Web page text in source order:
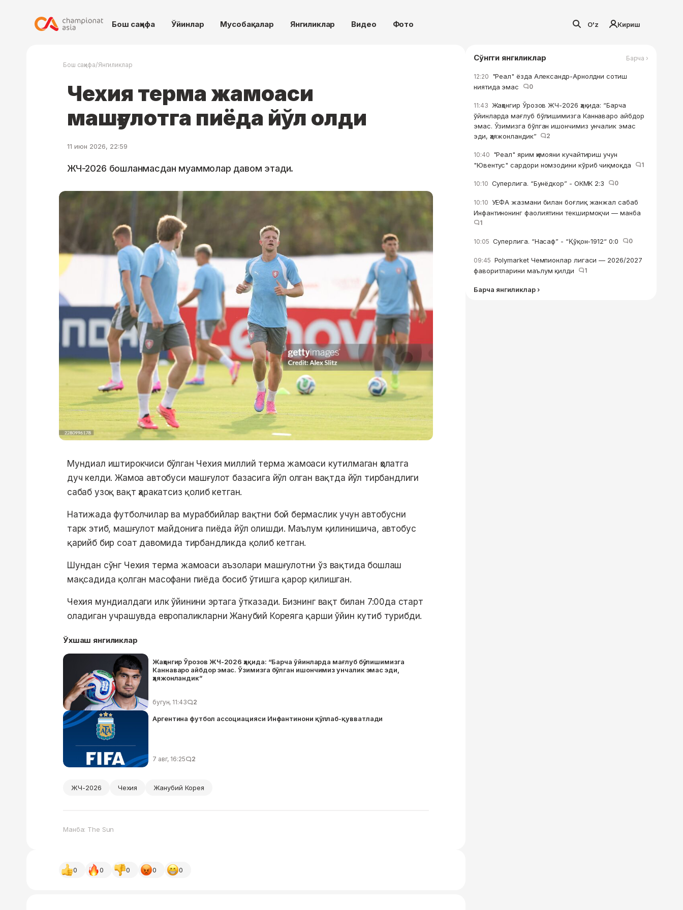
Бош саҳифа Ўйинлар Мусобақалар Янгиликлар Видео Фото O'z Кириш
Бош саҳифа/Янгиликлар
Чехия терма жамоаси
машғулотга пиёда йўл олди
11 июн 2026, 22:59
ЖЧ-2026 бошланмасдан муаммолар давом этади.
Мундиал иштирокчиси бўлган Чехия миллий терма жамоаси кутилмаган ҳолатга
дуч келди. Жамоа автобуси машғулот базасига йўл олган вақтда йўл тирбандлиги
сабаб узоқ вақт ҳаракатсиз қолиб кетган.
Натижада футболчилар ва мураббийлар вақтни бой бермаслик учун автобусни
тарк этиб, машғулот майдонига пиёда йўл олишди. Маълум қилинишича, автобус
қарийб бир соат давомида тирбандликда қолиб кетган.
Шундан сўнг Чехия терма жамоаси аъзолари машғулотни ўз вақтида бошлаш
мақсадида қолган масофани пиёда босиб ўтишга қарор қилишган.
Чехия мундиалдаги илк ўйинини эртага ўтказади. Бизнинг вақт билан 7:00да старт
оладиган учрашувда европаликларни Жанубий Кореяга қарши ўйин кутиб турибди.
Ўхшаш янгиликлар
Жаҳонгир Ўрозов ЖЧ-2026 ҳақида: “Барча ўйинларда мағлуб бўлишимизга
Каннаваро айбдор эмас. Ўзимизга бўлган ишончимиз унчалик эмас эди,
ҳаяжонландик”
бугун, 11:43 2
Аргентина футбол ассоциацияси Инфантинони қўллаб-қувватлади
7 авг, 16:25 2
ЖЧ-2026 Чехия Жанубий Корея
Манба: The Sun
0 0 0 0 0
Сўнгги янгиликлар Барча ›
12:20 "Реал" ёзда Александр-Арнолдни сотиш
ниятида эмас
0
11:43 Жаҳонгир Ўрозов ЖЧ-2026 ҳақида: “Барча
ўйинларда мағлуб бўлишимизга Каннаваро айбдор
эмас. Ўзимизга бўлган ишончимиз унчалик эмас
эди, ҳаяжонландик”
2
10:40 "Реал" ярим ҳимояни кучайтириш учун
"Ювентус" сардори номзодини кўриб чиқмоқда
1
10:10 Суперлига. “Бунёдкор” - ОКМК 2:3 0
10:10 УЕФА жазмани билан боғлиқ жанжал сабаб
Инфантинонинг фаолиятини текширмоқчи — манба
1
10:05 Суперлига. “Насаф” - “Қўқон-1912“ 0:0 0
09:45 Polymarket Чемпионлар лигаси — 2026/2027
фаворитларини маълум қилди
1
Барча янгиликлар ›